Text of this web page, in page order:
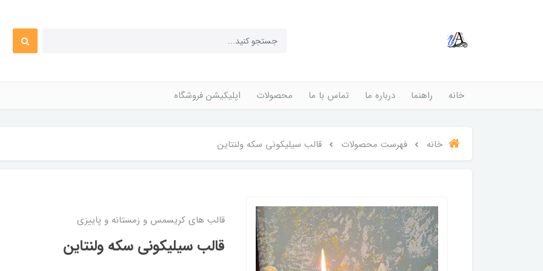
خانه راهنما درباره ما تماس با ما محصولات اپلیکیشن فروشگاه
خانه فهرست محصولات قالب سیلیکونی سکه ولنتاین
قالب های کریسمس و زمستانه و پاییزی
قالب سیلیکونی سکه ولنتاین